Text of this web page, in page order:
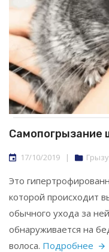
Самопогрызание
17/10/2019 |
Это
которой происходит
обычного ухода за
обнаруживается на
волоса. Подробнее